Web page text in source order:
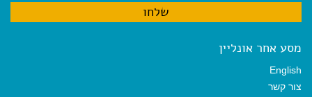
מסע אחר אונליין
English
צור קשר